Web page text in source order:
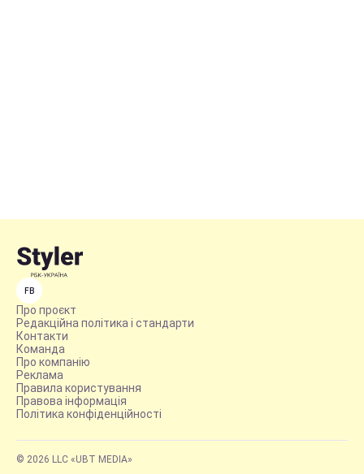
FB
Про проєкт
Редакційна політика і стандарти
Контакти
Команда
Про компанію
Реклама
Правила користування
Правова інформація
Політика конфіденційності
© 2026 LLC «UBT MEDIA»